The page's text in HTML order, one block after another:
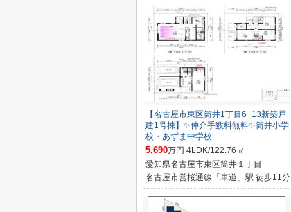
【名古屋市東区筒井1丁目6−13新築戸
建1号棟】✨️仲介手数料無料✨️筒井小学
校・あずま中学校
5,690万円 4LDK/122.76㎡
愛知県名古屋市東区筒井１丁目
名古屋市営桜通線「車道」駅 徒歩11分